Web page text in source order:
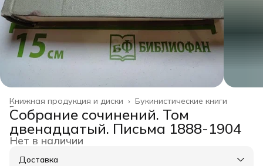
Букинистические книги
Книжная продукция и диски ›
Главная
Собрание сочинений. Том
двенадцатый. Письма 1888-1904
Нет в наличии
Доставка